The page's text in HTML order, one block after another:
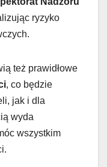
ryzyko
też prawidłowe
, co będzie
jak i dla
wyda
wszystkim